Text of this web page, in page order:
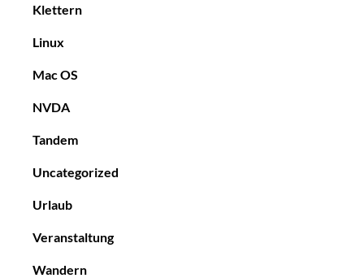
Klettern
Linux
Mac OS
NVDA
Tandem
Uncategorized
Urlaub
Veranstaltung
Wandern